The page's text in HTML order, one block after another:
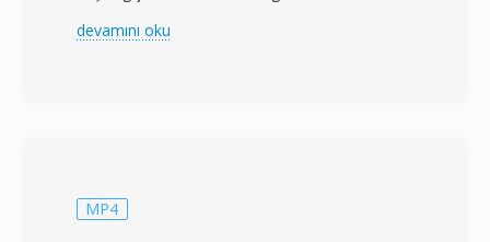
adlandırılmış, ardından Advanced Streaming
barındırabilir. Format, ağ dağıtımı göz önünde
devamını oku
MP4